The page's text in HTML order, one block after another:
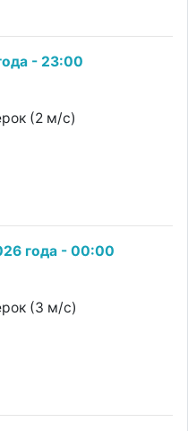
- 23:00
(2 м/с)
года - 00:00
(3 м/с)